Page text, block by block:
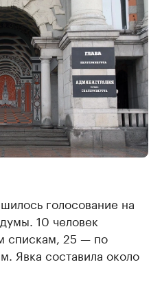
голосование на
10 человек
спискам, 25 — по
Явка составила около